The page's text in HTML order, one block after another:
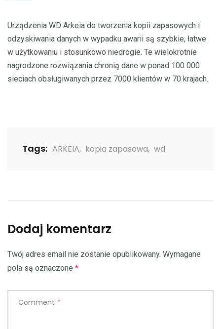
Urządzenia WD Arkeia do tworzenia kopii zapasowych i
odzyskiwania danych w wypadku awarii są szybkie, łatwe
w użytkowaniu i stosunkowo niedrogie. Te wielokrotnie
nagrodzone rozwiązania chronią dane w ponad 100 000
sieciach obsługiwanych przez 7000 klientów w 70 krajach.
Tags: ARKEIA, kopia zapasowa, wd
Dodaj komentarz
Twój adres email nie zostanie opublikowany. Wymagane
pola są oznaczone *
Comment *